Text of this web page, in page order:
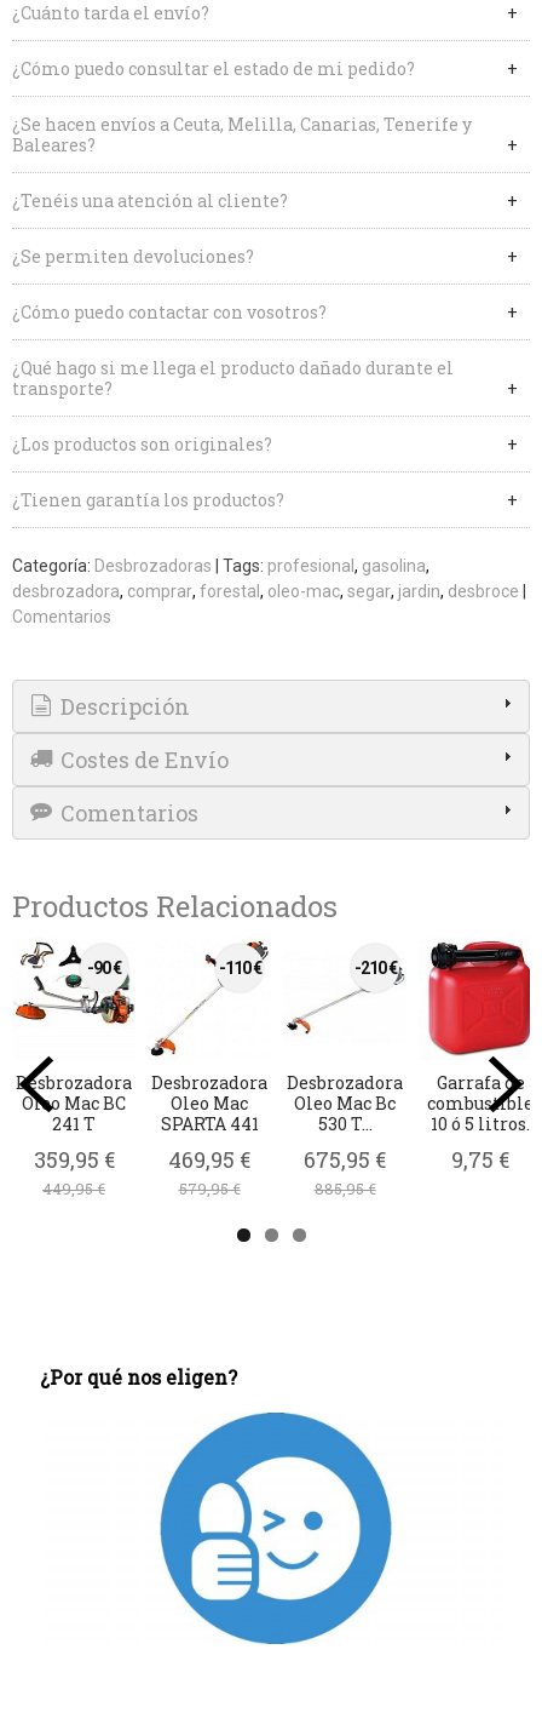
¿Por qué nos eligen?
¿Cuánto tarda el envío?
¿Cómo puedo consultar el estado de mi pedido?
¿Se hacen envíos a Ceuta, Melilla, Canarias, Tenerife y
Baleares?
¿Tenéis una atención al cliente?
¿Se permiten devoluciones?
¿Cómo puedo contactar con vosotros?
¿Qué hago si me llega el producto dañado durante el
transporte?
¿Los productos son originales?
¿Tienen garantía los productos?
Categoría: Desbrozadoras Tags: profesional
gasolina
desbrozadora comprar forestal oleo-mac segar jardin desbroce
Comentarios
Descripción
Costes de Envío
Comentarios
Productos Relacionados
Guantes de
trabajo Oleo
Mac
19,95 €
Hilo
desbrozadora
3,0 x 223
56,36 €
Hilo
desbrozadora
profesional
15,95 €
15,95 €